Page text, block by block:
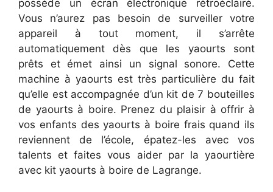
possède un écran électronique rétroéclairé.
Vous n’aurez pas besoin de surveiller votre
appareil à tout moment, il s’arrête
automatiquement dès que les yaourts sont
prêts et émet ainsi un signal sonore. Cette
machine à yaourts est très particulière du fait
qu’elle est accompagnée d’un kit de 7 bouteilles
de yaourts à boire. Prenez du plaisir à offrir à
vos enfants des yaourts à boire frais quand ils
reviennent de l’école, épatez-les avec vos
talents et faites vous aider par la yaourtière
avec kit yaourts à boire de Lagrange.